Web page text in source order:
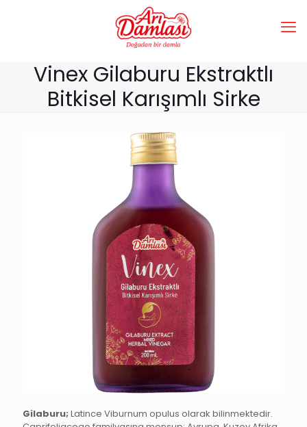
Vinex Gilaburu Ekstraktlı
Bitkisel Karışımlı Sirke
Gilaburu; Latince Viburnum opulus olarak bilinmektedir.